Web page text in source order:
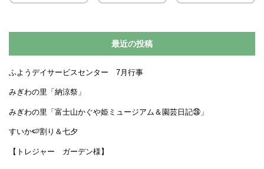
最近の投稿
ふようデイサービスセンター 7月行事
みぎわの里「納涼祭」
みぎわの里「富士山かぐや姫ミュージアム＆園芸日記㉘」
すいか🍉割り＆七夕
【トレジャー ガーデン様】